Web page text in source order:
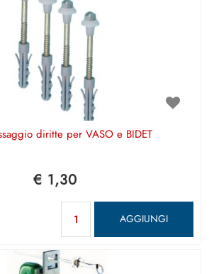
diritte per VASO e BIDET
€ 1,30
AGGIUNGI